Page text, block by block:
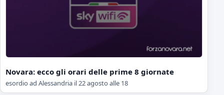
Novara: ecco gli orari delle prime 8 giornate
esordio ad Alessandria il 22 agosto alle 18